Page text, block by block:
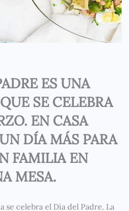
ES UNA
SE CELEBRA
EN CASA
DÍA MÁS PARA
FAMILIA EN
MESA.
se celebra el Día del Padre. La